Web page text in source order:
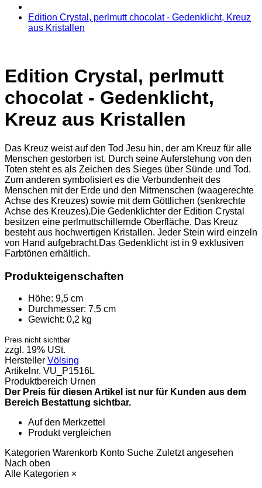
Edition Crystal, perlmutt chocolat - Gedenklicht, Kreuz
aus Kristallen
Edition Crystal, perlmutt
chocolat - Gedenklicht,
Kreuz aus Kristallen
Das Kreuz weist auf den Tod Jesu hin, der am Kreuz für alle
Menschen gestorben ist. Durch seine Auferstehung von den
Toten steht es als Zeichen des Sieges über Sünde und Tod.
Zum anderen symbolisiert es die Verbundenheit des
Menschen mit der Erde und den Mitmenschen (waagerechte
Achse des Kreuzes) sowie mit dem Göttlichen (senkrechte
Achse des Kreuzes).Die Gedenklichter der Edition Crystal
besitzen eine perlmuttschillernde Oberfläche. Das Kreuz
besteht aus hochwertigen Kristallen. Jeder Stein wird einzeln
von Hand aufgebracht.Das Gedenklicht ist in 9 exklusiven
Farbtönen erhältlich.
Produkteigenschaften
Höhe: 9,5 cm
Durchmesser: 7,5 cm
Gewicht: 0,2 kg
Preis nicht sichtbar
zzgl. 19% USt.
Hersteller Völsing
Artikelnr. VU_P1516L
Produktbereich Urnen
Der Preis für diesen Artikel ist nur für Kunden aus dem
Bereich Bestattung sichtbar.
Auf den Merkzettel
Produkt vergleichen
Kategorien Warenkorb Konto Suche Zuletzt angesehen
Nach oben
Alle Kategorien ×